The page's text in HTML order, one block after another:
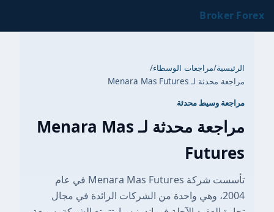
Broker Forex
الرئيسية/مراجعات الوسطاء/
مراجعة محدثة لـ Menara Mas Futures
مراجعة وسيط محدثة
مراجعة محدثة لـ Menara Mas
Futures
تأسست شركة Menara Mas Futures في عام
2004، وهي واحدة من الشركات الرائدة في مجال